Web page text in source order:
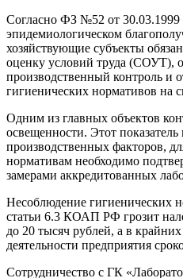
Согласно ФЗ №52 от 30.03.1999
эпидемиологическом
хозяйствующие субъекты
оценку условий труда (СОУТ),
производственный контроль и
гигиенических нормативов на
Одним из главных объектов
освещенности. Этот показатель
производственных факторов,
нормативам необходимо
замерами аккредитованных
Несоблюдение гигиенических
статьи 6.3 КОАП РФ грозит
до 20 тысяч рублей, а в
деятельности предприятия
Сотрудничество с ГК